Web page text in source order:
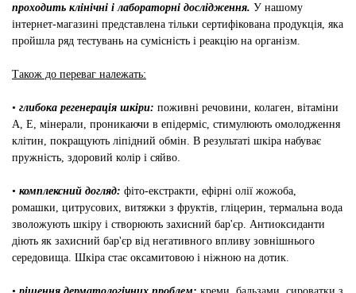
проходить клінічні і лабораторні дослідження. У нашому
інтернет-магазині представлена ​​тільки сертифікована продукція, яка
пройшла ряд тестувань на сумісність і реакцію на організм.
Також до переваг належать:
• глибока регенерація шкіри: поживні речовини, колаген, вітаміни
А, Е, мінерали, проникаючи в епідерміс, стимулюють омолодження
клітин, покращують ліпідний обмін. В результаті шкіра набуває
пружність, здоровий колір і сяйво.
• комплексний догляд: фіто-екстракти, ефірні олії жожоба,
ромашки, цитрусових, витяжки з фруктів, гліцерин, термальна вода
зволожують шкіру і створюють захисний бар'єр. Антиоксиданти
діють як захисний бар'єр від негативного впливу зовнішнього
середовища. Шкіра стає оксамитовою і ніжною на дотик.